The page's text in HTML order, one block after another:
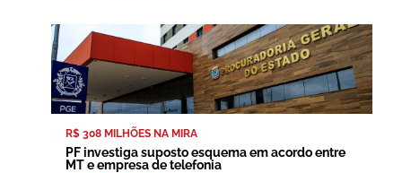
R$ 308 MILHÕES NA MIRA
PF investiga suposto esquema em acordo entre
MT e empresa de telefonia